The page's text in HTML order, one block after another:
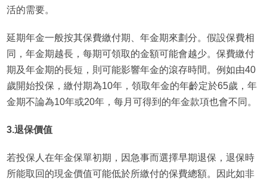
活的需要。
延期年金一般按其保費繳付期、年金期來劃分。假設保費相
同，年金期越長，每期可領取的金額可能會越少。保費繳付
期及年金期的長短，則可能影響年金的滾存時間。例如由40
歲開始投保，繳付期為10年，領取年金的年齡定於65歲，年
金期不論為10年或20年，每月可得到的年金款項也會不同。
3.退保價值
若投保人在年金保單初期，因急事而選擇早期退保，退保時
所能取回的現金價值可能低於所繳付的保費總額。因此如非